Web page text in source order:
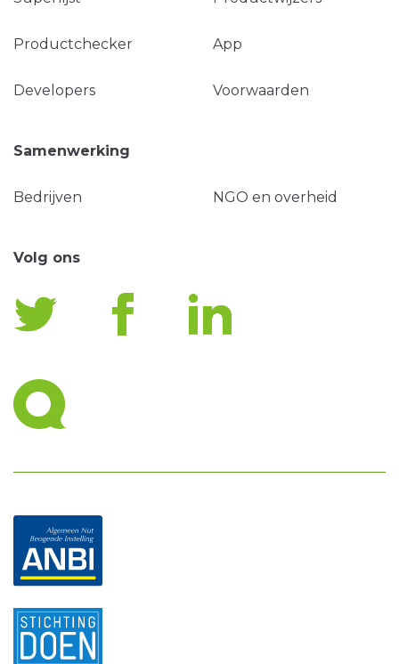
Productchecker App
Developers Voorwaarden
Samenwerking
Bedrijven NGO en overheid
Volg ons